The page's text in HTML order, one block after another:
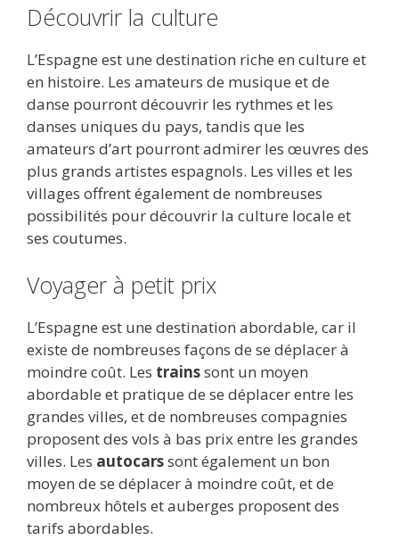
Découvrir la culture
L’Espagne est une destination riche en culture et
en histoire. Les amateurs de musique et de
danse pourront découvrir les rythmes et les
danses uniques du pays, tandis que les
amateurs d’art pourront admirer les œuvres des
plus grands artistes espagnols. Les villes et les
villages offrent également de nombreuses
possibilités pour découvrir la culture locale et
ses coutumes.
Voyager à petit prix
L’Espagne est une destination abordable, car il
existe de nombreuses façons de se déplacer à
moindre coût. Les trainssont un moyen
abordable et pratique de se déplacer entre les
grandes villes, et de nombreuses compagnies
proposent des vols à bas prix entre les grandes
villes. Les autocarssont également un bon
moyen de se déplacer à moindre coût, et de
nombreux hôtels et auberges proposent des
tarifs abordables.